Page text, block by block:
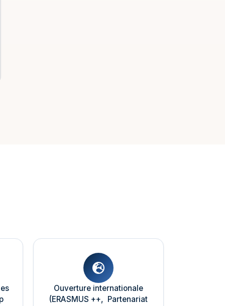
Ouverture internationale
(ERASMUS ++, Partenariat